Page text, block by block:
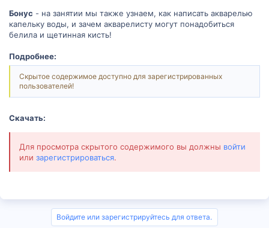
Бонус - на занятии мы также узнаем, как написать акварелью
капельку воды, и зачем акварелисту могут понадобиться
белила и щетинная кисть!
Подробнее:
Скрытое содержимое доступно для зарегистрированных
пользователей!
Скачать:
Для просмотра скрытого содержимого вы должны войти
или зарегистрироваться.
Войдите или зарегистрируйтесь для ответа.